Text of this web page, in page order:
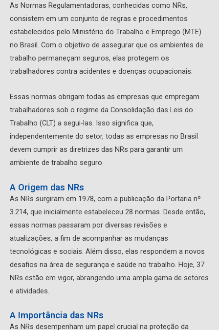
As Normas Regulamentadoras, conhecidas como NRs,
consistem em um conjunto de regras e procedimentos
estabelecidos pelo Ministério do Trabalho e Emprego (MTE)
no Brasil. Com o objetivo de assegurar que os ambientes de
trabalho permaneçam seguros, elas protegem os
trabalhadores contra acidentes e doenças ocupacionais.
Essas normas obrigam todas as empresas que empregam
trabalhadores sob o regime da Consolidação das Leis do
Trabalho (CLT) a segui-las. Isso significa que,
independentemente do setor, todas as empresas no Brasil
devem cumprir as diretrizes das NRs para garantir um
ambiente de trabalho seguro.
A Origem das NRs
As NRs surgiram em 1978, com a publicação da Portaria nº
3.214, que inicialmente estabeleceu 28 normas. Desde então,
essas normas passaram por diversas revisões e
atualizações, a fim de acompanhar as mudanças
tecnológicas e sociais. Além disso, elas respondem a novos
desafios na área de segurança e saúde no trabalho. Hoje, 37
NRs estão em vigor, abrangendo uma ampla gama de setores
e atividades.
A Importância das NRs
As NRs desempenham um papel crucial na proteção da